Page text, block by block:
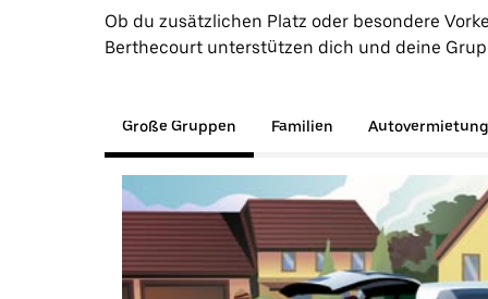
Ob du zusätzlichen Platz oder besondere
Berthecourt unterstützen dich und deine
Große Gruppen Familien